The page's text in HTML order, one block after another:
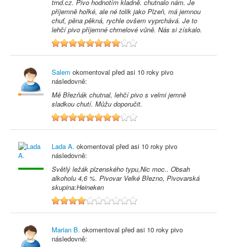
trnd.cz. Pivo hodnotím kladně. chutnalo nám. Je
příjemně hořké, ale né tolik jako Plzeň, má jemnou
chuť, pěna pěkná, rychle ovšem vyprchává. Je to
lehčí pivo příjemné chmelové vůně. Nás si získalo.
8
Salem okomentoval před asi 10 roky pivo
následovně:
Mě Březňák chutnal, lehčí pivo s velmi jemně
sladkou chutí. Můžu doporučit.
8
Lada A. okomentoval před asi 10 roky pivo
následovně:
Světlý ležák plzenského typu,Nic moc.. Obsah
alkoholu 4,6 %. Pivovar Velké Březno, Pivovarská
skupina:Heineken
4
Marian B. okomentoval před asi 10 roky pivo
následovně: